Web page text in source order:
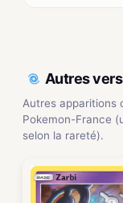
Autres
Autres apparitions
Pokemon-France
selon la rareté).